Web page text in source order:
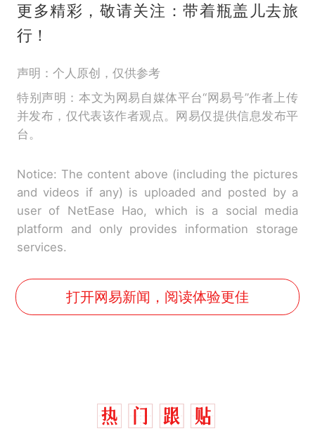
更多精彩，敬请关注：带着瓶盖儿去旅
行！
声明：个人原创，仅供参考
特别声明：本文为网易自媒体平台“网易号”作者上传
并发布，仅代表该作者观点。网易仅提供信息发布平
台。
Notice: The content above (including the pictures
and videos if any) is uploaded and posted by a
user of NetEase Hao, which is a social media
platform and only provides information storage
services.
打开网易新闻，阅读体验更佳